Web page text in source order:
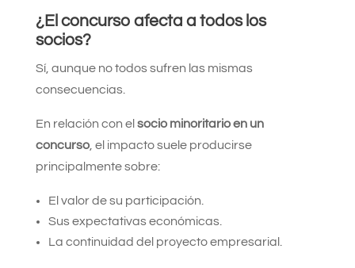
¿El concurso afecta a todos los
socios?
Sí, aunque no todos sufren las mismas
consecuencias.
En relación con el socio minoritario en un
concurso, el impacto suele producirse
principalmente sobre:
El valor de su participación.
Sus expectativas económicas.
La continuidad del proyecto empresarial.